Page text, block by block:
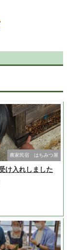
農家民宿 はちみつ屋
け入れしました